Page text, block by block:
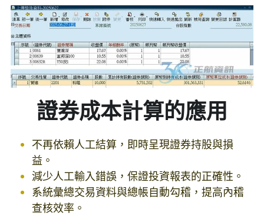
證券成本計算的應用
不再依賴人工結算，即時呈現證券持股與損
益。
減少人工輸入錯誤，保證投資報表的正確性。
系統彙總交易資料與總帳自動勾稽，提高內稽
查核效率。